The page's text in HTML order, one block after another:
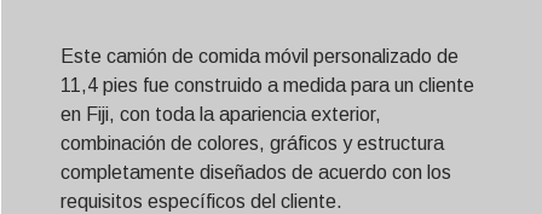
Este camión de comida móvil personalizado de
11,4 pies fue construido a medida para un cliente
en Fiji, con toda la apariencia exterior,
combinación de colores, gráficos y estructura
completamente diseñados de acuerdo con los
requisitos específicos del cliente.